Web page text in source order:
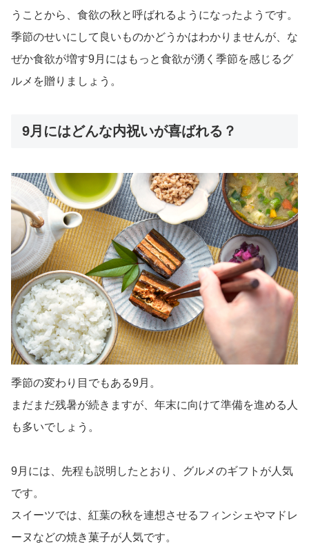
うことから、食欲の秋と呼ばれるようになったようです。
季節のせいにして良いものかどうかはわかりませんが、な
ぜか食欲が増す9月にはもっと食欲が湧く季節を感じるグ
ルメを贈りましょう。
9月にはどんな内祝いが喜ばれる？
季節の変わり目でもある9月。
まだまだ残暑が続きますが、年末に向けて準備を進める人
も多いでしょう。
9月には、先程も説明したとおり、グルメのギフトが人気
です。
スイーツでは、紅葉の秋を連想させるフィンシェやマドレ
ーヌなどの焼き菓子が人気です。